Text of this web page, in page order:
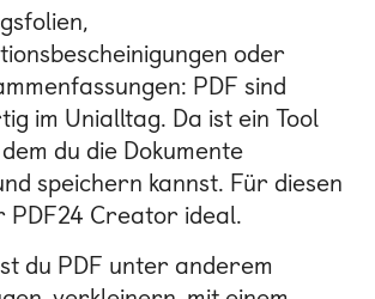
oder
PDF sind
im Unialltag. Da ist ein Tool
du die Dokumente
speichern kannst. Für diesen
PDF24 Creator ideal.
du PDF unter anderem